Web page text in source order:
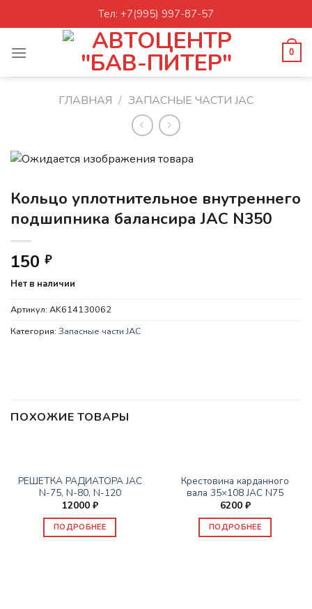
to
Тел: +7(995) 997-87-57
0
ГЛАВНАЯ / ЗАПАСНЫЕ ЧАСТИ JAC
Кольцо уплотнительное внутреннего
подшипника балансира JAC N350
150 ₽
Нет в наличии
Артикул: AK614130062
Категория: Запасные части JAC
ПОХОЖИЕ ТОВАРЫ
РЕШЕТКА РАДИАТОРА JAC
N-75, N-80, N-120
12000 ₽
ПОДРОБНЕЕ
Крестовина карданного
вала 35×108 JAC N75
6200 ₽
ПОДРОБНЕЕ